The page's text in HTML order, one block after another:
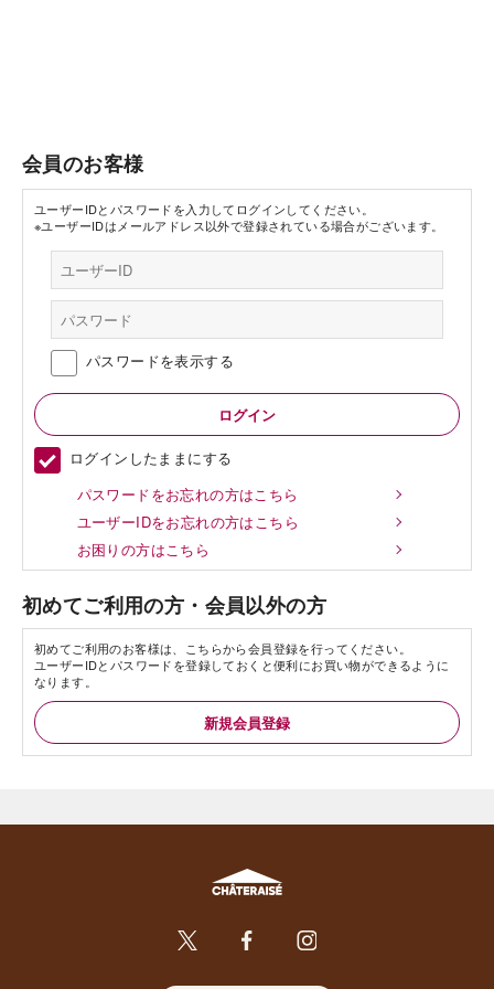
会員のお客様
ユーザーIDとパスワードを入力してログインしてください。
※ユーザーIDはメールアドレス以外で登録されている場合がございます。
パスワードを表示する
ログインしたままにする
パスワードをお忘れの方はこちら
ユーザーIDをお忘れの方はこちら
お困りの方はこちら
初めてご利用の方・会員以外の方
初めてご利用のお客様は、こちらから会員登録を行ってください。
ユーザーIDとパスワードを登録しておくと便利にお買い物ができるように
なります。